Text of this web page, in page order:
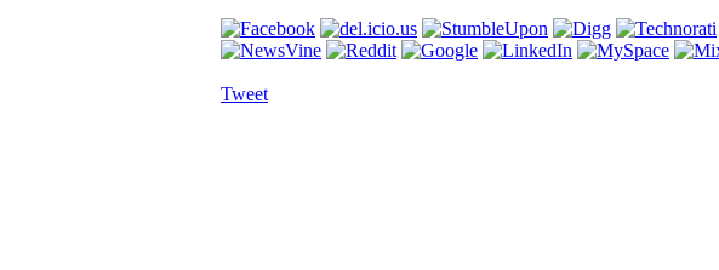
Tweet